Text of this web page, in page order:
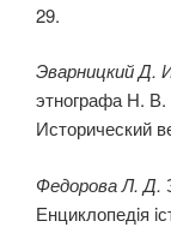
29.
Эварницкий Д.
этнографа Н. В.
Исторический
Федорова Л. Д.
Енциклопедiя